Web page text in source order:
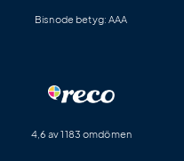
Bisnode betyg: AAA
4,6 av 1183 omdömen